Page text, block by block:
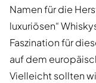
Namen für die
luxuriösen“
Faszination für
auf dem
Vielleicht sollten